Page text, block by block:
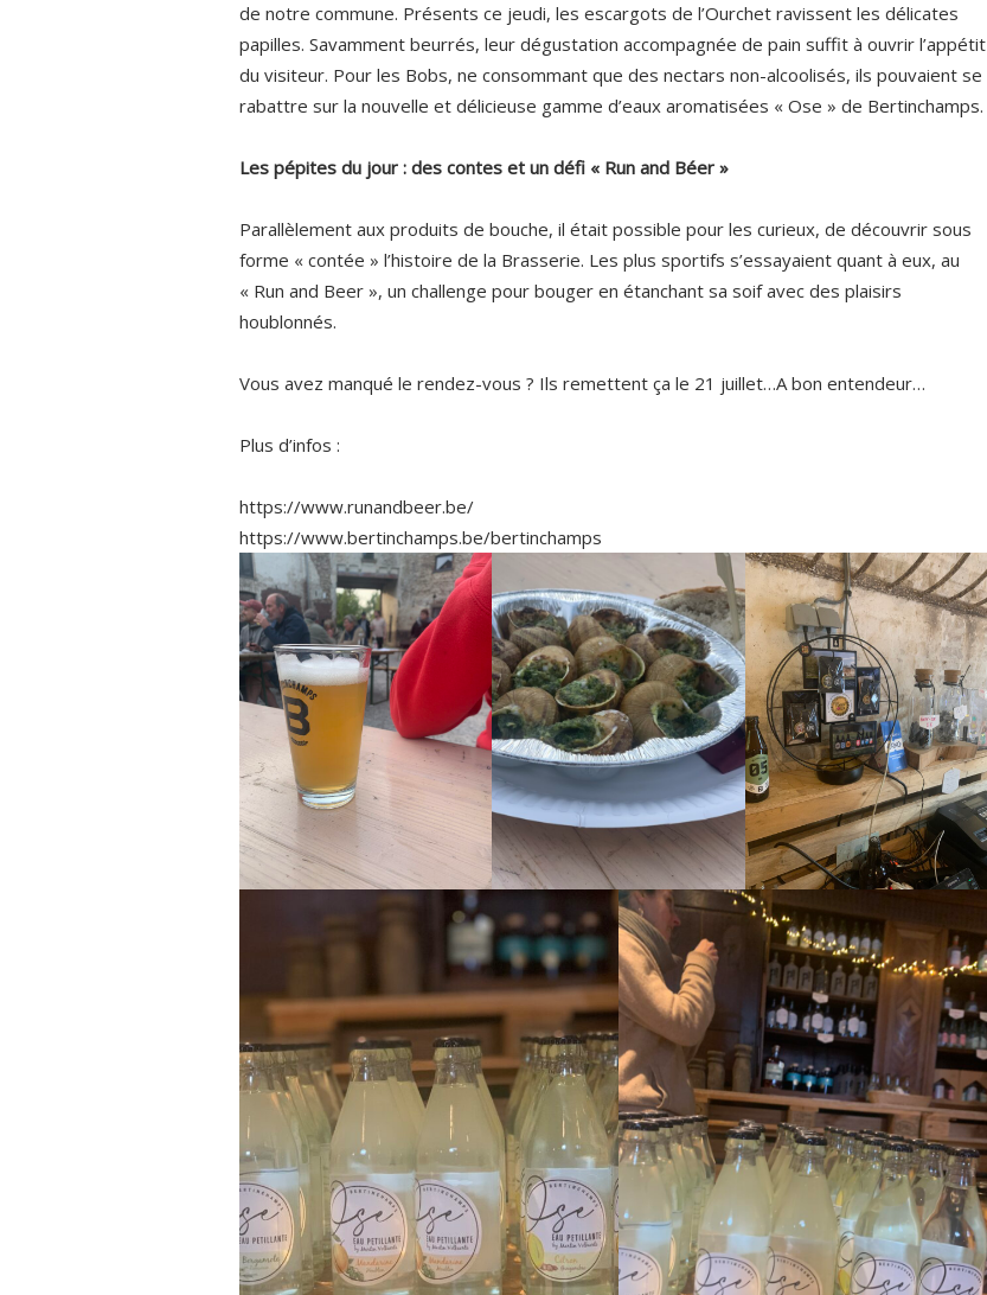
de notre commune. Présents ce jeudi, les escargots de l’Ourchet ravissent les délicates
papilles. Savamment beurrés, leur dégustation accompagnée de pain suffit à ouvrir l’appétit
du visiteur. Pour les Bobs, ne consommant que des nectars non-alcoolisés, ils pouvaient se
rabattre sur la nouvelle et délicieuse gamme d’eaux aromatisées « Ose » de Bertinchamps.
Les pépites du jour : des contes et un défi « Run and Béer »
Parallèlement aux produits de bouche, il était possible pour les curieux, de découvrir sous
forme « contée » l’histoire de la Brasserie. Les plus sportifs s’essayaient quant à eux, au
« Run and Beer », un challenge pour bouger en étanchant sa soif avec des plaisirs
houblonnés.
Vous avez manqué le rendez-vous ? Ils remettent ça le 21 juillet…A bon entendeur…
Plus d’infos :
https://www.runandbeer.be/
https://www.bertinchamps.be/bertinchamps